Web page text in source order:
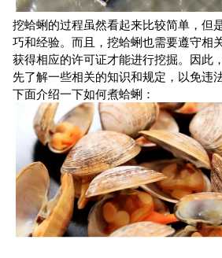
挖蛤蜊的过程虽然看起来比较简单，但
巧和经验。而且，挖蛤蜊也需要遵守相
获得相应的许可证才能进行挖掘。因此
先了解一些相关的知识和规定，以免违法
下面介绍一下如何煮蛤蜊：